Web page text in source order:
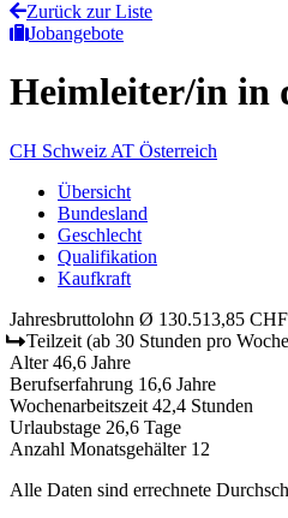
Zurück zur Liste
Jobangebote
Heimleiter/in in
CH Schweiz AT Österreich
Übersicht
Bundesland
Geschlecht
Qualifikation
Kaufkraft
Jahresbruttolohn Ø 130.513,85 CHF
Teilzeit (ab 30 Stunden pro
Alter 46,6 Jahre
Berufserfahrung 16,6 Jahre
Wochenarbeitszeit 42,4 Stunden
Urlaubstage 26,6 Tage
Anzahl Monatsgehälter 12
Alle Daten sind errechnete